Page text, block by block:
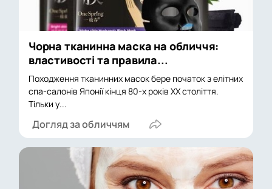
Чорна тканинна маска на обличчя:
властивості та правила...
Походження тканинних масок бере початок з елітних
спа-салонів Японії кінця 80-х років XX століття.
Тільки у...
Догляд за обличчям